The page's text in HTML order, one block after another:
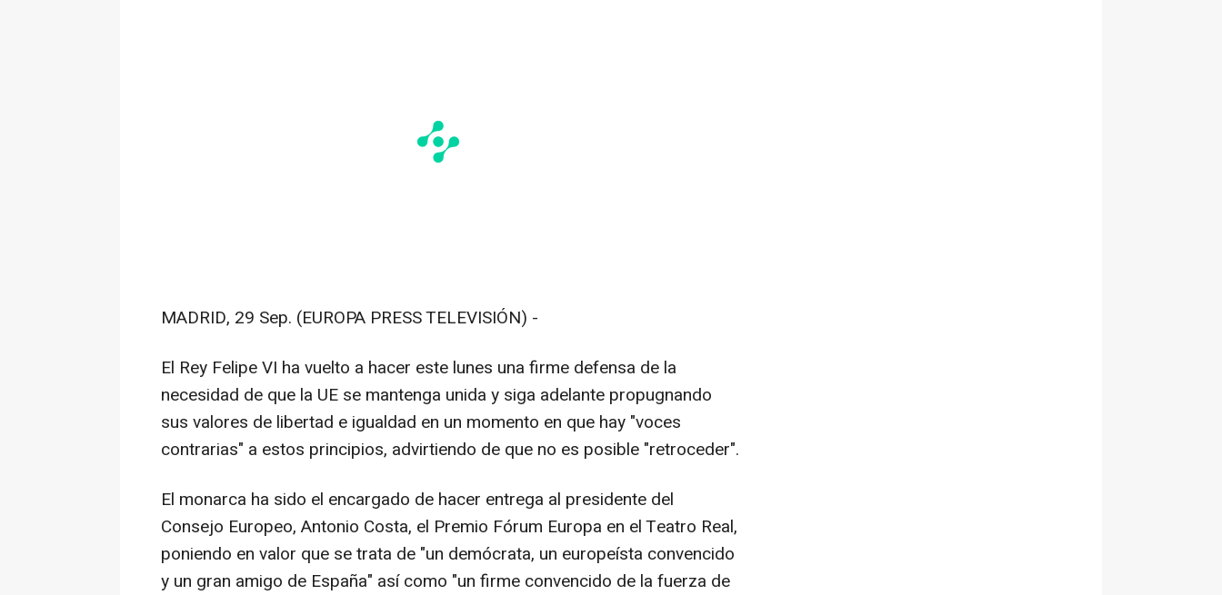
MADRID, 29 Sep. (EUROPA PRESS TELEVISIÓN) -
El Rey Felipe VI ha vuelto a hacer este lunes una firme defensa de la
necesidad de que la UE se mantenga unida y siga adelante propugnando
sus valores de libertad e igualdad en un momento en que hay "voces
contrarias" a estos principios, advirtiendo de que no es posible "retroceder".
El monarca ha sido el encargado de hacer entrega al presidente del
Consejo Europeo, Antonio Costa, el Premio Fórum Europa en el Teatro Real,
poniendo en valor que se trata de "un demócrata, un europeísta convencido
y un gran amigo de España" así como "un firme convencido de la fuerza de